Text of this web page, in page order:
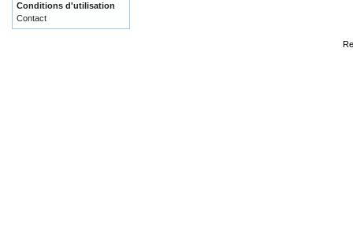
Conditions d'utilisation
Contact